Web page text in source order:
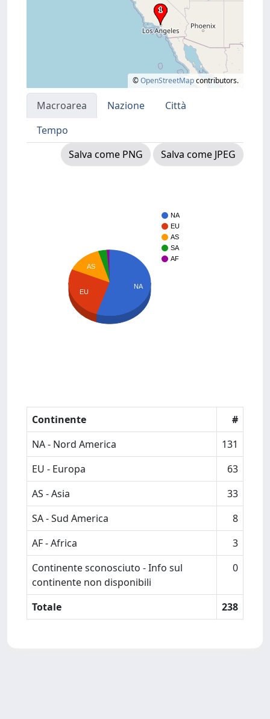
©OpenStreetMapcontributors.
Macroarea Nazione
Città
Tempo
Salva come PNG
Salva come JPEG
NA
EU
AS
SA
AF
AS
EU
NA
Continente
#
NA - Nord America
131
EU - Europa
63
AS - Asia
33
SA - Sud America
8
AF - Africa
3
Continente sconosciuto - Info sul
continente non disponibili
0
Totale 238